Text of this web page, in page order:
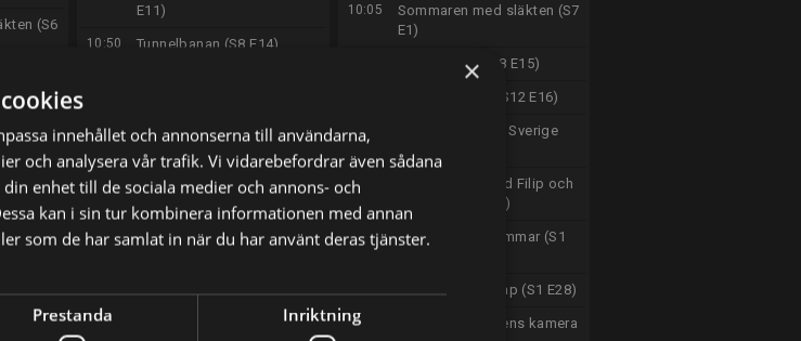
(S6
E14)
och
E11)
10:50 Tunnelbanan (S8 E14)
(S2 E3)
13:55
Alla mot alla med Filip och
Fredrik (S11 E55)
15:00
Renoveringsdrömmar (S1
E11)
Fångat på polisens kamera
10:05
Sommaren med släkten (S7
E1)
Tunnelbanan (S8 E15)
Vägens hjältar (S12 E16)
12:50
Gränsbevakarna Sverige
(S2 E4)
13:50
Alla mot alla med Filip och
Fredrik (S11 E56)
14:55
Renoveringsdrömmar (S1
Här är ditt kylskåp (S1 E28)
17:05
Fångat på polisens kamera
×
innehållet och annonserna till användarna,
och analysera vår trafik. Vi vidarebefordrar även sådana
enhet till de sociala medier och annons- och
kan i sin tur kombinera informationen med annan
som de har samlat in när du har använt deras tjänster.
Prestanda Inriktning